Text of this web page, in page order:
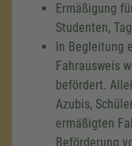
Ermäßigung
Studenten,
In Begleitung
Fahrausweis
befördert.
Azubis,
ermäßigten
Beförderung